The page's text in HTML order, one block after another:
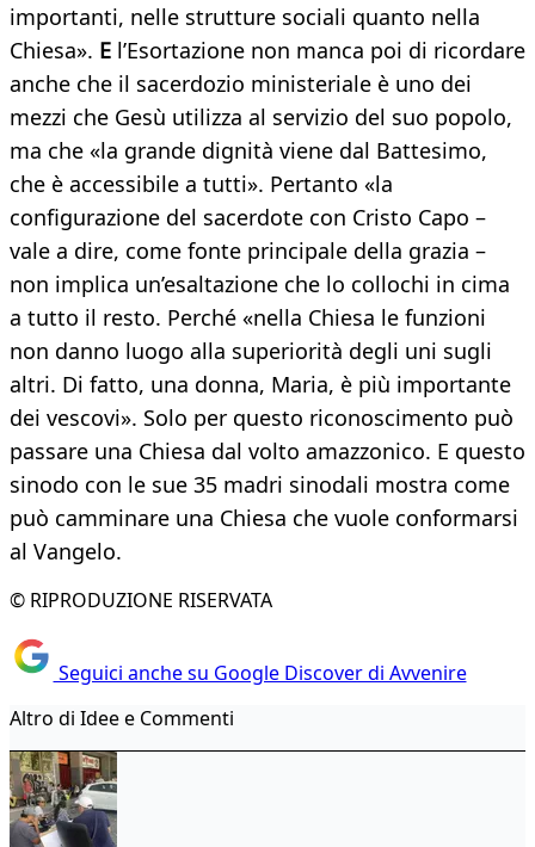
importanti, nelle strutture sociali quanto nella
Chiesa». E l’Esortazione non manca poi di ricordare
anche che il sacerdozio ministeriale è uno dei
mezzi che Gesù utilizza al servizio del suo popolo,
ma che «la grande dignità viene dal Battesimo,
che è accessibile a tutti». Pertanto «la
configurazione del sacerdote con Cristo Capo –
vale a dire, come fonte principale della grazia –
non implica un’esaltazione che lo collochi in cima
a tutto il resto. Perché «nella Chiesa le funzioni
non danno luogo alla superiorità degli uni sugli
altri. Di fatto, una donna, Maria, è più importante
dei vescovi». Solo per questo riconoscimento può
passare una Chiesa dal volto amazzonico. E questo
sinodo con le sue 35 madri sinodali mostra come
può camminare una Chiesa che vuole conformarsi
al Vangelo.
© RIPRODUZIONE RISERVATA
Seguici anche su Google Discover di Avvenire
Altro di Idee e Commenti